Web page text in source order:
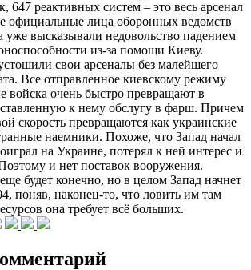
647 реактивных систем – это весь арсенал
лица оборонных ведомств
высказывали недовольство падением
из-за помощи Киеву.
свои арсеналы без малейшего
Все отправленное киевскому режиму
войска очень быстро превращают в
к нему обслугу в фарш. Причем
скорость превращаются как украинские
наемники. Похоже, что Запад начал
на Украине, потерял к ней интерес и
и нет поставок вооружения.
будет конечно, но в целом Запад начнет
поняв, наконец-​то, что ловить им там
она требует всё больших.